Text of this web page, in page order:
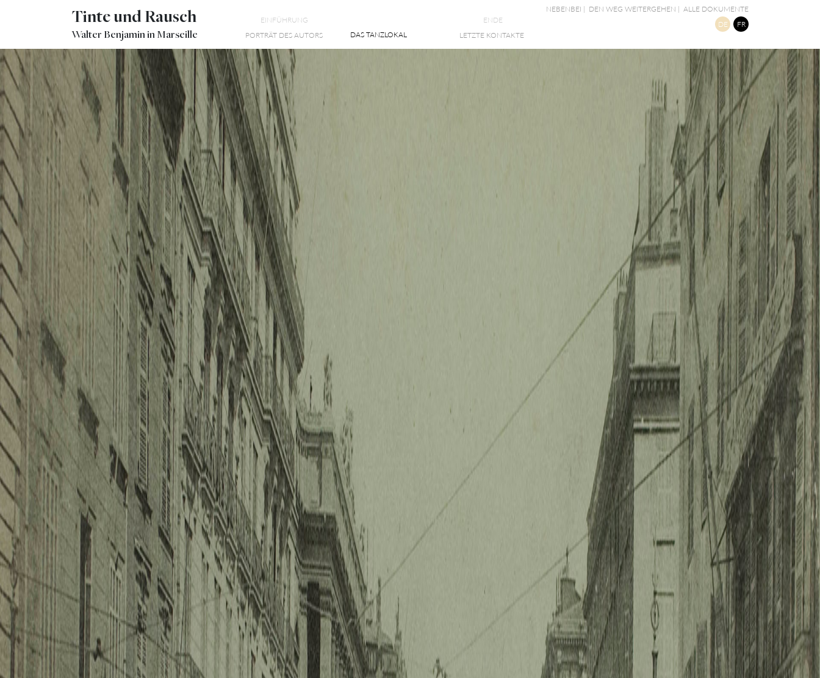
Tinte und Rausch
Walter Benjamin in Marseille
EINFÜHRUNG
PORTRÄT DES AUTORS
DAS TANZLOKAL
ENDE
LETZTE KONTAKTE
NEBENBEI | DEN WEG WEITERGEHEN | ALLE DOKUMENTE
DE
FR